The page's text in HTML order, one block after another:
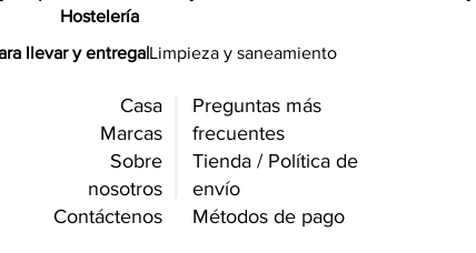
Hostelería
Preguntas más
frecuentes
Tienda / Política de
envío
Métodos de pago
Casa
Marcas
Sobre
nosotros
Contáctenos
llevar y entrega|Limpieza y saneamiento